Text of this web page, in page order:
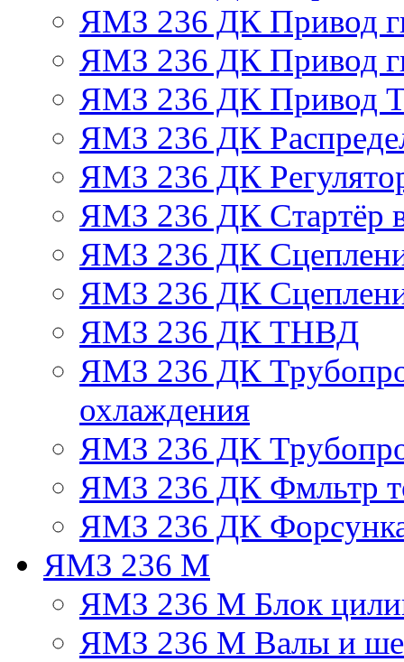
ЯМЗ 236 ДК Привод
ЯМЗ 236 ДК Привод
ЯМЗ 236 ДК Привод
ЯМЗ 236 ДК
ЯМЗ 236 ДК
ЯМЗ 236 ДК Стартёр
ЯМЗ 236 ДК
ЯМЗ 236 ДК
ЯМЗ 236 ДК ТНВД
ЯМЗ 236 ДК
охлаждения
ЯМЗ 236 ДК
ЯМЗ 236 ДК Фмльтр
ЯМЗ 236 ДК
ЯМЗ 236 М
ЯМЗ 236 М Блок
ЯМЗ 236 М Валы и